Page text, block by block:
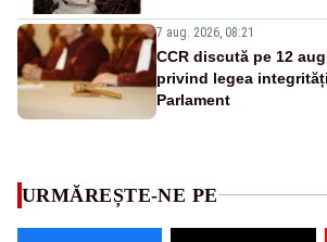
7 aug. 2026, 08:21
CCR discută pe 12
privind legea
Parlament
URMĂREȘTE-NE PE